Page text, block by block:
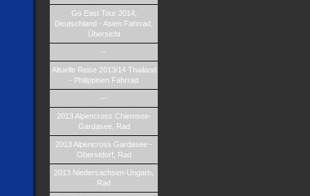
Go East Tour 2014,
Deutschland - Asien Fahrrad,
Übersicht
--
Altuelle Reise 2013/14 Thailand
- Philippinen Fahrrad
---
2013 Alpencross Chiemsee-
Gardasee, Rad
2013 Alpencross Gardasee -
Oberstdorf, Rad
2013 Niedersachsen-Ungarn,
Rad